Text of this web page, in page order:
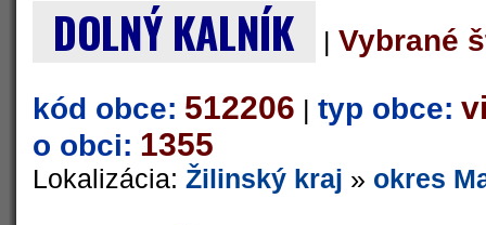
DOLNÝ KALNÍK | Vybrané
kód obce: 512206 | typ obce:
o obci: 1355
Lokalizácia: Žilinský kraj » okres